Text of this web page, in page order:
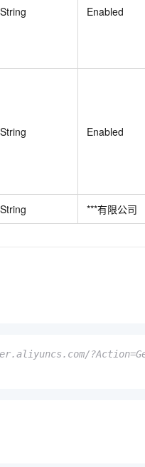
String Enabled
String Enabled
String ***有限公司